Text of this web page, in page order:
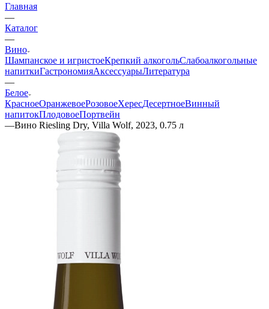
Главная
—
Каталог
—
Вино
Шампанское и игристоеКрепкий алкогольСлабоалкогольные
напиткиГастрономияАксессуарыЛитература
—
Белое
КрасноеОранжевоеРозовоеХересДесертноеВинный
напитокПлодовоеПортвейн
—Вино Riesling Dry, Villa Wolf, 2023, 0.75 л